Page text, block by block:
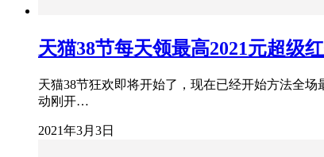
天猫38节每天领最高2021元超级
天猫38节狂欢即将开始了，现在已经开始方法全
动刚开…
2021年3月3日